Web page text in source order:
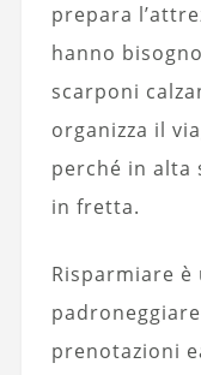
prepara
hanno
scarponi
organizza il
perché in alta
in fretta.
Risparmiare è
prenotazioni